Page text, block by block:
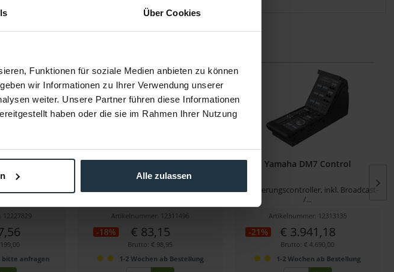
Über Cookies
Funktionen für soziale Medien anbieten zu können
wir Informationen zu Ihrer Verwendung unserer
weiter. Unsere Partner führen diese Informationen
haben oder die sie im Rahmen Ihrer Nutzung
Alle zulassen
Interface
96 KHz
anfragen
Yamaha RK-DM3
Rackmontagesatz für DM3 und DM3
Artikelnummer: 12311496
-18% € 83,15
Brutto: € 98,95
1-2 Wochen ab Bestellung
Yamaha DM7 Control
Erweuterungscontroller, inkl. Broadcast-
/...
Artikelnummer: 12313135
-21% € 3.941,18
Brutto: € 4.690,00
1-2 Wochen ab Bestellung